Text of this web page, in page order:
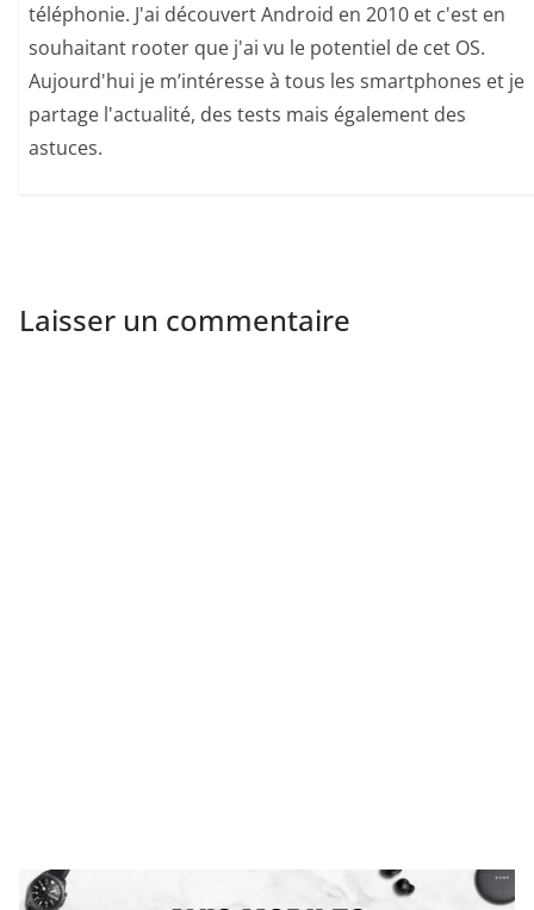
téléphonie. J'ai découvert Android en 2010 et c'est en
souhaitant rooter que j'ai vu le potentiel de cet OS.
Aujourd'hui je m’intéresse à tous les smartphones et je
partage l'actualité, des tests mais également des
astuces.
Laisser un commentaire